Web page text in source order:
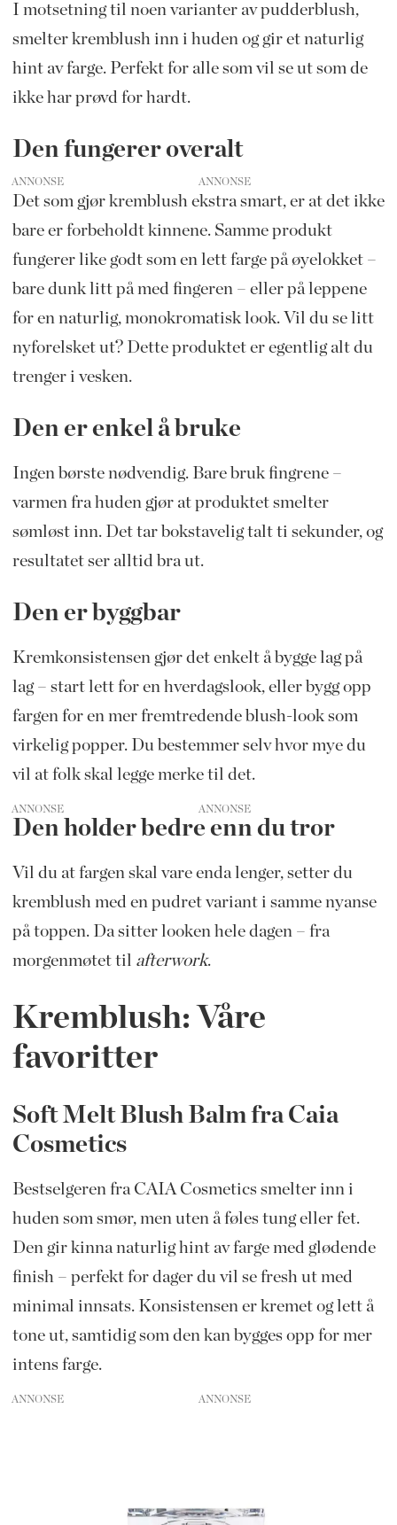
I motsetning til noen varianter av pudderblush,
smelter kremblush inn i huden og gir et naturlig
hint av farge. Perfekt for alle som vil se ut som de
ikke har prøvd for hardt.
Den fungerer overalt
ANNONSE
Det som gjør kremblush ekstra smart, er at det ikke
bare er forbeholdt kinnene. Samme produkt
fungerer like godt som en lett farge på øyelokket –
bare dunk litt på med fingeren – eller på leppene
for en naturlig, monokromatisk look. Vil du se litt
nyforelsket ut? Dette produktet er egentlig alt du
trenger i vesken.
Den er enkel å bruke
Ingen børste nødvendig. Bare bruk fingrene –
varmen fra huden gjør at produktet smelter
sømløst inn. Det tar bokstavelig talt ti sekunder, og
resultatet ser alltid bra ut.
Den er byggbar
Kremkonsistensen gjør det enkelt å bygge lag på
lag – start lett for en hverdagslook, eller bygg opp
fargen for en mer fremtredende blush-look som
virkelig popper. Du bestemmer selv hvor mye du
vil at folk skal legge merke til det.
ANNONSE
Den holder bedre enn du tror
Vil du at fargen skal vare enda lenger, setter du
kremblush med en pudret variant i samme nyanse
på toppen. Da sitter looken hele dagen – fra
morgenmøtet til afterwork.
Kremblush: Våre
favoritter
Soft Melt Blush Balm fra Caia
Cosmetics
Bestselgeren fra CAIA Cosmetics smelter inn i
huden som smør, men uten å føles tung eller fet.
Den gir kinna naturlig hint av farge med glødende
finish – perfekt for dager du vil se fresh ut med
minimal innsats. Konsistensen er kremet og lett å
tone ut, samtidig som den kan bygges opp for mer
intens farge.
ANNONSE